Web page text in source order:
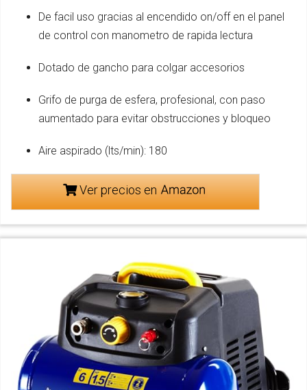
De facil uso gracias al encendido on/off en el panel
de control con manometro de rapida lectura
Dotado de gancho para colgar accesorios
Grifo de purga de esfera, profesional, con paso
aumentado para evitar obstrucciones y bloqueo
Aire aspirado (lts/min): 180
Ver precios en